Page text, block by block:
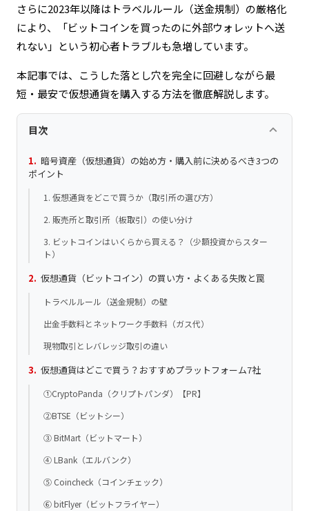
さらに2023年以降はトラベルルール（送金規制）の厳格化
により、「ビットコインを買ったのに外部ウォレットへ送
れない」という初心者トラブルも急増しています。
本記事では、こうした落とし穴を完全に回避しながら最
短・最安で仮想通貨を購入する方法を徹底解説します。
目次 keyboard_arrow_up
暗号資産（仮想通貨）の始め方・購入前に決めるべき3つの
ポイント
1. 仮想通貨をどこで買うか（取引所の選び方）
2. 販売所と取引所（板取引）の使い分け
3. ビットコインはいくらから買える？（少額投資からスター
ト）
仮想通貨（ビットコイン）の買い方・よくある失敗と罠
トラベルルール（送金規制）の壁
出金手数料とネットワーク手数料（ガス代）
現物取引とレバレッジ取引の違い
仮想通貨はどこで買う？おすすめプラットフォーム7社
①CryptoPanda（クリプトパンダ）【PR】
②BTSE（ビットシー）
③ BitMart（ビットマート）
④ LBank（エルバンク）
⑤ Coincheck（コインチェック）
⑥ bitFlyer（ビットフライヤー）